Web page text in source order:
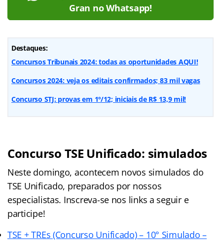
Gran no Whatsapp!
Destaques:
Concursos Tribunais 2024: todas as oportunidades AQUI!
Concursos 2024: veja os editais confirmados; 83 mil vagas
Concurso STJ: provas em 1º/12; iniciais de R$ 13,9 mil!
Concurso TSE Unificado: simulados
Neste domingo, acontecem novos simulados do
TSE Unificado, preparados por nossos
especialistas. Inscreva-se nos links a seguir e
participe!
TSE + TREs (Concurso Unificado) – 10° Simulado –